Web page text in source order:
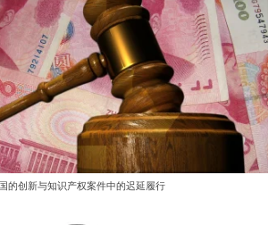
的创新与知识产权案件中的迟延履行